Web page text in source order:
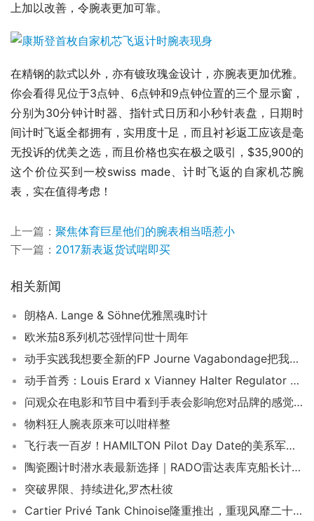
上加以改善，令腕表更加可靠。
在精钢的款式以外，亦有镀玫瑰金设计，亦腕表更加优雅。
你会看得见位于3点钟、6点钟和9点钟位置的三个显示窗，
分别为30分钟计时器、指针式日历和小秒针表盘，日期时
间计时飞返全都拥有，实用度十足，而且衬衫返工应该是毫
无投诉的优美之选，而且价格也实在极之吸引，$35,900的
这个价位买到一校swiss made、计时飞返的自家机芯腕
表，实在值得考虑！
上一篇： 聚焦体育巨星他们的腕表相当唔惹小
下一篇： 2017新表返货试啱即买
相关新闻
朗格A. Lange & Söhne优雅黑魂时计
欧米茄8系列机芯强悍问世十周年
动手实践我想要全新的FP Journe Vagabondage把我锁起来并扔掉钥匙
动手首秀：Louis Erard x Vianney Halter Regulator 限量版腕表
问观众在电影和节目中看到手表会影响您对品牌的感觉吗
物料狂人腕表原来可以咁样整
飞行表一百岁！HAMILTON Pilot Day Date的美系军表复古风
陶瓷圈计时潜水表最新选择｜RADO雷达表库克船长计时码表【名表上手】
突破界限、持续进化,罗杰杜彼
Cartier Privé Tank Chinoise隆重推出，重现风靡二十年代的经典之作